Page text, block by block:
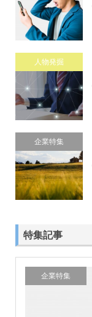
人物発掘
企業特集
特集記事
企業特集